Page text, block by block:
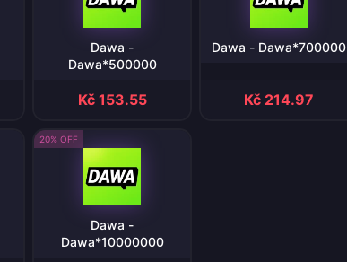
Dawa -
Dawa*500000
Kč 153.55
Dawa - Dawa*700000
Kč 214.97
20% OFF
Dawa -
Dawa*10000000